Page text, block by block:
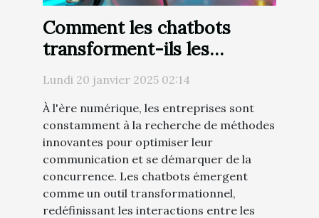
Comment les chatbots
transforment-ils les
stratégies de
communication des
entreprises ?
Lundi 20 janvier 2025 02:14
À l'ère numérique, les entreprises sont
constamment à la recherche de méthodes
innovantes pour optimiser leur
communication et se démarquer de la
concurrence. Les chatbots émergent
comme un outil transformationnel,
redéfinissant les interactions entre les